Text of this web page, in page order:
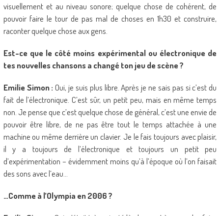
visuellement et au niveau sonore; quelque chose de cohérent, de
pouvoir faire le tour de pas mal de choses en 1h30 et construire,
raconter quelque chose aux gens.
Est-ce que le côté moins expérimental ou électronique de
tes nouvelles chansons a changé ton jeu de scène ?
Emilie Simon : Oui, je suis plus libre. Après je ne sais pas si c’est du
fait de l’électronique. C’est sûr, un petit peu, mais en même temps
non. Je pense que c’est quelque chose de général, c’est une envie de
pouvoir être libre, de ne pas être tout le temps attachée à une
machine ou même derrière un clavier. Je le fais toujours avec plaisir,
il y a toujours de l’électronique et toujours un petit peu
d’expérimentation – évidemment moins qu’à l’époque où l’on faisait
des sons avec l’eau…
…Comme à l’Olympia en 2006 ?